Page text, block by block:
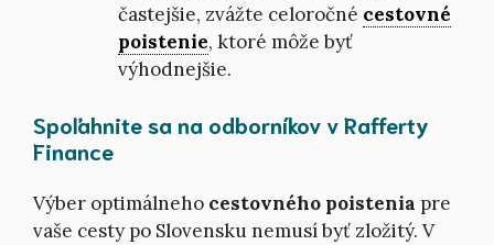
častejšie, zvážte celoročné cestovné
poistenie, ktoré môže byť
výhodnejšie.
Spoľahnite sa na odborníkov v Rafferty
Finance
Výber optimálneho cestovného poistenia pre
vaše cesty po Slovensku nemusí byť zložitý. V